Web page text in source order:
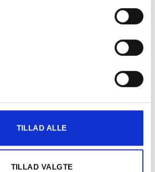
TILLAD ALLE
TILLAD VALGTE